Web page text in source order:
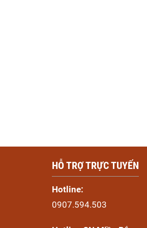
HỖ TRỢ TRỰC TUYẾN
Hotline:
0907.594.503